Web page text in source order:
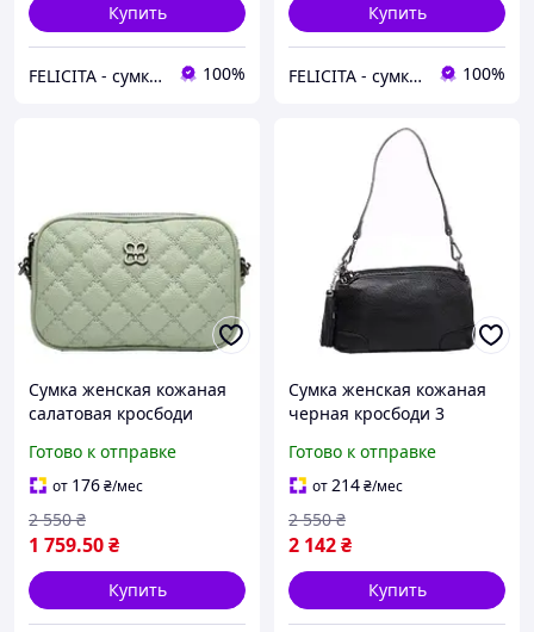
Купить
FELICITA - сумки і аксесуари з натуральної шкіри преміум класу 100%
Купить
FELICITA - сумки і аксесуари з натуральної шкіри преміум класу 100%
Сумка женская кожаная
салатовая кросбоди
Felicita (Д/Ш/В)21,5/8/14
(см)
Готово к отправке
от 176₴/мес
1 759.50₴
2 550 ₴
Купить
Сумка женская кожаная
черная кросбоди 3
26/10/14 (см)
Готово к отправке
от214₴/мес
2 142₴
2 550 ₴
Купить